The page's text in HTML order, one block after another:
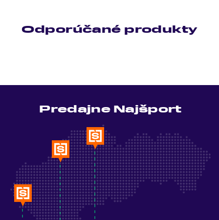
Odporúčané produkty
Predajne Najšport